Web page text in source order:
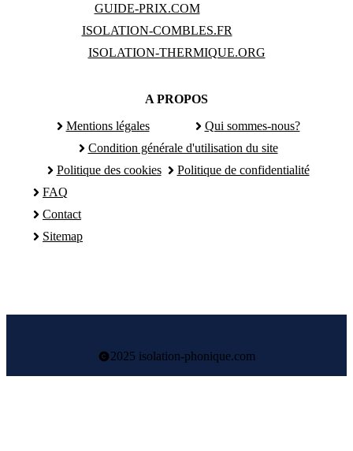
GUIDE-PRIX.COM
ISOLATION-COMBLES.FR
ISOLATION-THERMIQUE.ORG
A PROPOS
Mentions légales
Qui sommes-nous?
Condition générale d'utilisation du site
Politique des cookies
Politique de confidentialité
FAQ
Contact
Sitemap
2025 isolation-phonique.com